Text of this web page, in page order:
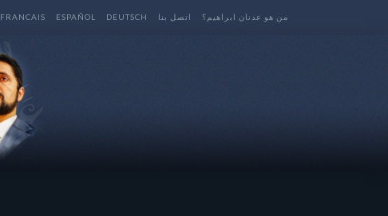
من هو عدنان ابراهيم؟ اتصل بنا DEUTSCH
ESPAÑOL
FRANCAIS